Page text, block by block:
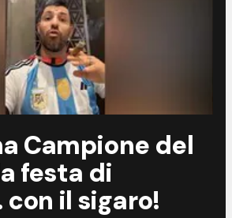
Campione del
festa di
con il sigaro!